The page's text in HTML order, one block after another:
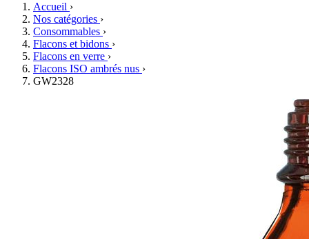
Accueil ›
Nos catégories ›
Consommables ›
Flacons et bidons ›
Flacons en verre ›
Flacons ISO ambrés nus ›
GW2328